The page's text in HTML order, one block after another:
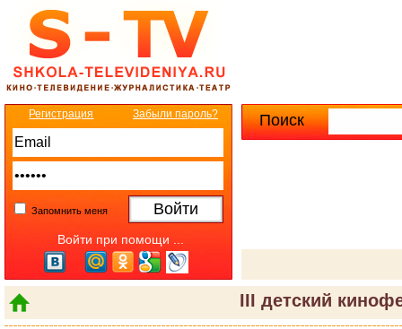
Поиск
III детский
Регистрация Забыли пароль?
Запомнить меня
Войти при помощи ...